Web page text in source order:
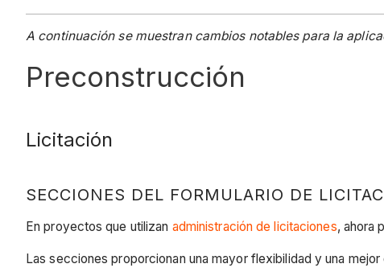
A continuación se muestran cambios notables para la
Preconstrucción
Licitación
SECCIONES DEL FORMULARIO DE
En proyectos que utilizan administración de licitaciones, ahora
Las secciones proporcionan una mayor flexibilidad y una